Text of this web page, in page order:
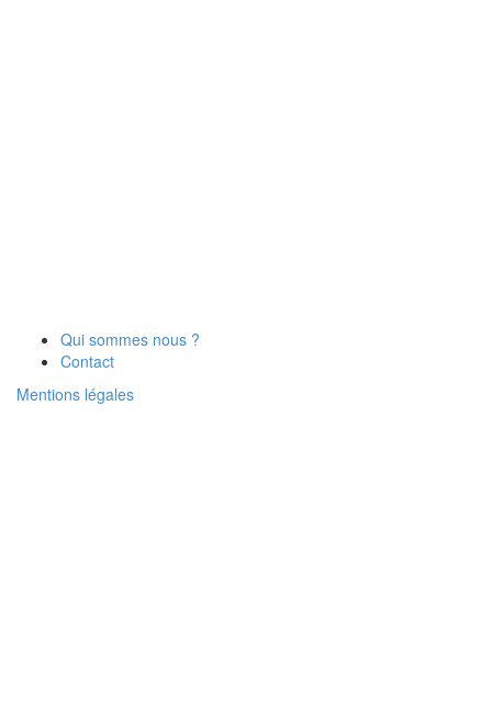
Qui sommes nous ?
Contact
Mentions légales